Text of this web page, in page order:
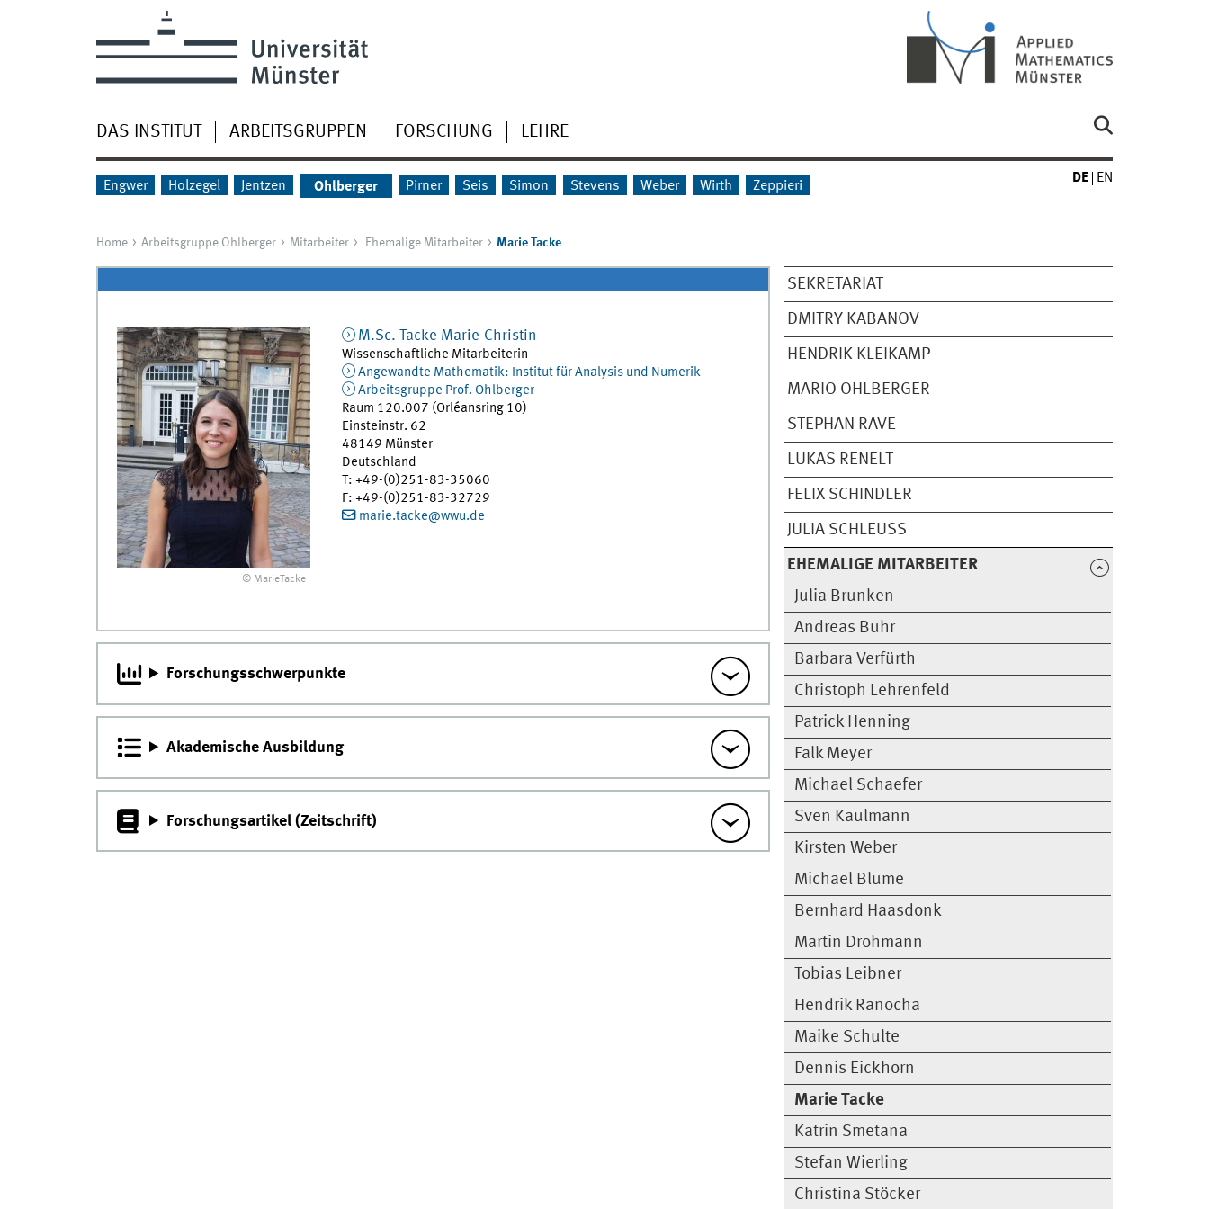
DAS INSTITUT ARBEITSGRUPPEN FORSCHUNG LEHRE
Engwer Holzegel Jentzen Ohlberger Pirner Seis Simon Stevens Weber Wirth Zeppieri
DE EN
Home Arbeitsgruppe Ohlberger Mitarbeiter Ehemalige Mitarbeiter Marie Tacke
SEKRETARIAT
DMITRY KABANOV
HENDRIK KLEIKAMP
MARIO OHLBERGER
STEPHAN RAVE
LUKAS RENELT
FELIX SCHINDLER
JULIA SCHLEUSS
EHEMALIGE MITARBEITER
Julia Brunken
Andreas Buhr
Barbara Verfürth
Christoph Lehrenfeld
Patrick Henning
Falk Meyer
Michael Schaefer
Sven Kaulmann
Kirsten Weber
Michael Blume
Bernhard Haasdonk
Martin Drohmann
Tobias Leibner
Hendrik Ranocha
Maike Schulte
Dennis Eickhorn
Marie Tacke
Katrin Smetana
Stefan Wierling
Christina Stöcker
© MarieTacke
M.Sc. Tacke Marie-Christin
Wissenschaftliche Mitarbeiterin
Angewandte Mathematik: Institut für Analysis und Numerik
Arbeitsgruppe Prof. Ohlberger
Raum 120.007 (Orléansring 10)
Einsteinstr. 62
48149 Münster
Deutschland
T: +49-(0)251-83-35060
F: +49-(0)251-83-32729
marie.tacke@wwu.de
Forschungsschwerpunkte
Akademische Ausbildung
Forschungsartikel (Zeitschrift)